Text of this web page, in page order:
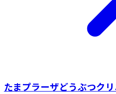
たまプラーザどうぶつク